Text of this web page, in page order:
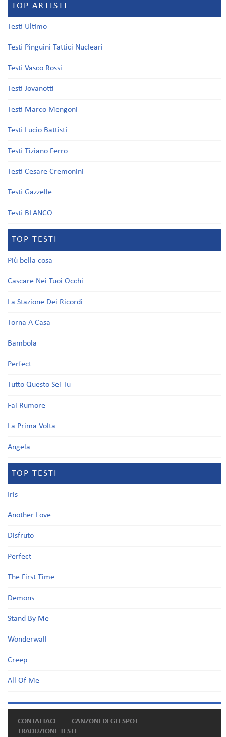
TOP ARTISTI
Testi Ultimo
Testi Pinguini Tattici Nucleari
Testi Vasco Rossi
Testi Jovanotti
Testi Marco Mengoni
Testi Lucio Battisti
Testi Tiziano Ferro
Testi Cesare Cremonini
Testi Gazzelle
Testi BLANCO
TOP TESTI
Più bella cosa
Cascare Nei Tuoi Occhi
La Stazione Dei Ricordi
Torna A Casa
Bambola
Perfect
Tutto Questo Sei Tu
Fai Rumore
La Prima Volta
Angela
TOP TESTI
Iris
Another Love
Disfruto
Perfect
The First Time
Demons
Stand By Me
Wonderwall
Creep
All Of Me
CONTATTACI
CANZONI DEGLI SPOT
TRADUZIONE TESTI